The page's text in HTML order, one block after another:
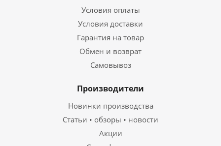
Условия оплаты
Условия доставки
Гарантия на товар
Обмен и возврат
Самовывоз
Производители
Новинки производства
Статьи • обзоры • новости
Акции